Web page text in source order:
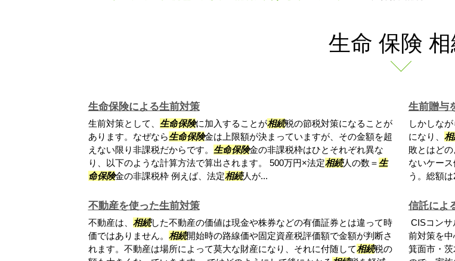
生命 保険
生命保険による生前対策
生前対策として、 生命保険に加入することが相続税の節税対策になることが
あります。なぜなら生命保険金は上限額が決まっていますが、その金額を超
えない限り非課税だからです。 生命保険金の非課税枠はひとそれぞれ異な
り、以下のような計算方法で算出されます。 500万円×法定相続人の数＝ 生
命保険金の非課税枠 例えば、法定相続人が...
生前贈与
しかしな
になり、 相
敗とはど
ないケー
う。総額
不動産を使った生前対策
不動産は、 相続した不動産の価値は現金や株券などの有価証券とは違って時
価ではありません。 相続開始時の路線価や固定資産税評価額で金額が判断さ
れます。不動産は場所によって莫大な財産になり、それに付随して相続税の
信託によ
CISコンサ
前対策を
箕面市・